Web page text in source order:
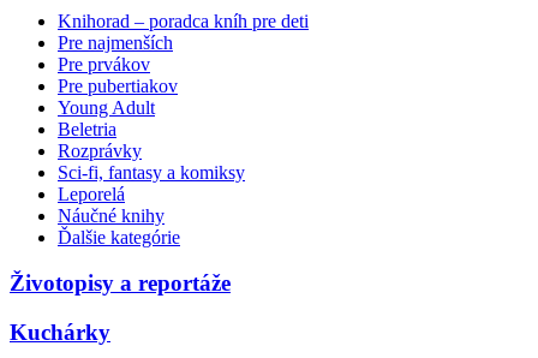
Knihorad – poradca kníh pre deti
Pre najmenších
Pre prvákov
Pre pubertiakov
Young Adult
Beletria
Rozprávky
Sci-fi, fantasy a komiksy
Leporelá
Náučné knihy
Ďalšie kategórie
Životopisy a reportáže
Kuchárky